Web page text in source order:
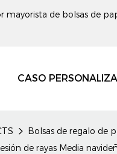
mayorista de bolsas de
CASO
Bolsas de regalo de
de rayas Media